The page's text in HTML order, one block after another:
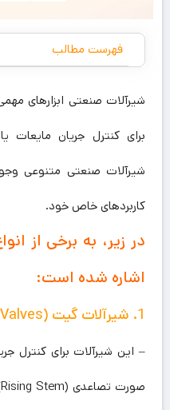
فهرست مطالب
شیرآلات صنعتی ابزارهای
برای کنترل جریان مایعات
شیرآلات صنعتی متنوعی
کاربردهای خاص خود.
در زیر، به برخی از
اشاره شده است:
1. شیرآلات گیت (Gate Valves):
– این شیرآلات برای کنترل